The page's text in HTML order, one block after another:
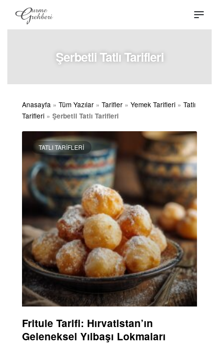
Şerbetli Tatlı Tarifleri
Anasayfa » Tüm Yazılar » Tarifler » Yemek Tarifleri » Tatlı
Tarifleri » Şerbetli Tatlı Tarifleri
TATLI TARIFLERI
Fritule Tarifi: Hırvatistan’ın
Geleneksel Yılbaşı Lokmaları